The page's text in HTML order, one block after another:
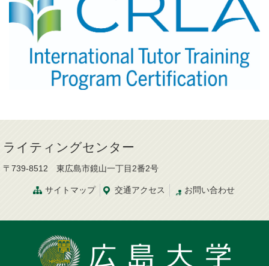
ライティングセンター
〒739-8512 東広島市鏡山一丁目2番2号
サイトマップ 交通アクセス お問い合わせ